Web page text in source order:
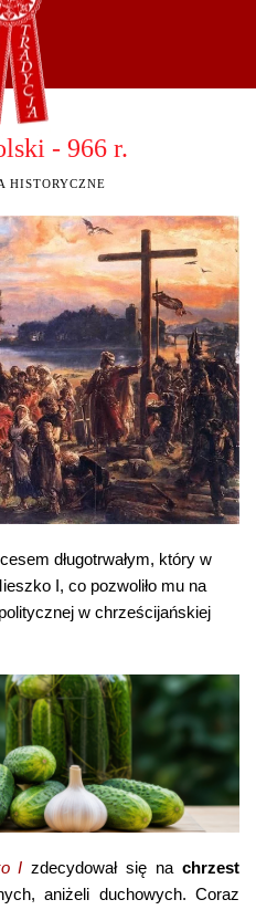
- 966 r.
HISTORYCZNE
długotrwałym, który w
I, co pozwoliło mu na
w chrześcijańskiej
I zdecydował się nachrzest
aniżeli duchowych. Coraz